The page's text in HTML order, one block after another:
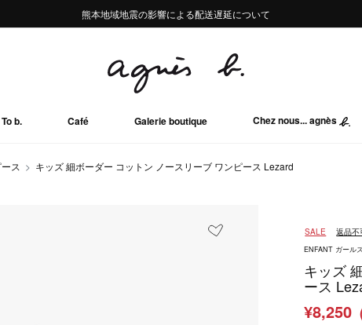
熊本地域地震の影響による配送遅延について
Summer Sale 2buy10%OFF!!
熊本地域地震の影響による配送遅延について
Summer Sale 2buy10%OFF!!
To b. Café Galerie boutique Chez nous... agnès
ス キッズ 細ボーダー コットン ノースリーブ ワンピース Lezard
SALE 返品不
ENFANT ガール
キッズ
ース
¥8,250